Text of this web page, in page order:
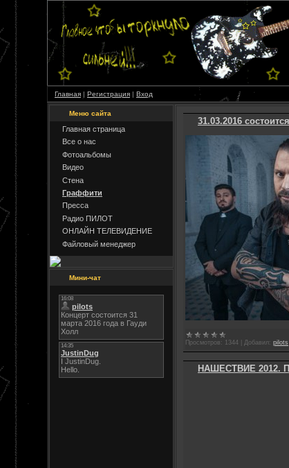
Главная | Регистрация | Вход
Меню сайта
Главная страница
Все о нас
Фотоальбомы
Видео
Стена
Граффити
Пресса
Радио ПИЛОТ
ОНЛАЙН ТЕЛЕВИДЕНИЕ
Файловый менеджер
Мини-чат
31.03.2016
Просмотров: 1344 Добавил: pilots
НАШЕСТВИЕ 2012.